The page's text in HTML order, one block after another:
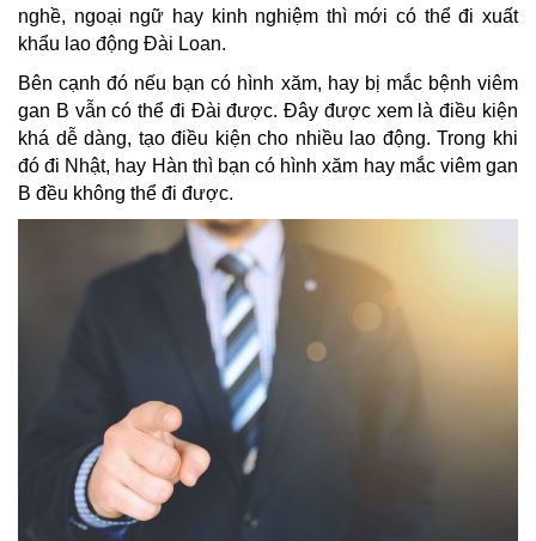
nghề, ngoại ngữ hay kinh nghiệm thì mới có thể đi xuất
khẩu lao động Đài Loan.
Bên cạnh đó nếu bạn có hình xăm, hay bị mắc bệnh viêm
gan B vẫn có thể đi Đài được. Đây được xem là điều kiện
khá dễ dàng, tạo điều kiện cho nhiều lao động. Trong khi
đó đi Nhật, hay Hàn thì bạn có hình xăm hay mắc viêm gan
B đều không thể đi được.